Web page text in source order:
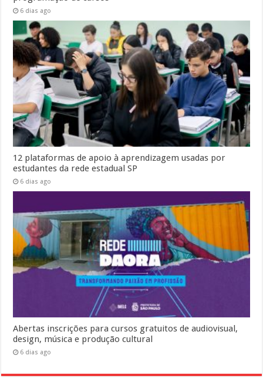
6 dias ago
12 plataformas de apoio à aprendizagem usadas por
estudantes da rede estadual SP
6 dias ago
Abertas inscrições para cursos gratuitos de audiovisual,
design, música e produção cultural
6 dias ago